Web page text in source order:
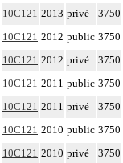
10C121 2013 privé 3750
10C121 2012 public 3750
10C121 2012 privé 3750
10C121 2011 public 3750
10C121 2011 privé 3750
10C121 2010 public 3750
10C121 2010 privé 3750